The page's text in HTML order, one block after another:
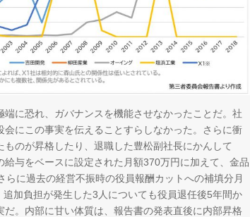
に恐れ、ガバナンスを機能させなかったことだ。社
にこの事実を伝えることすらしなかった。さらに衝
のが昇格したり、退職した豊松副社長にかんして
与をベースに設定された月額370万円に加えて、金品
に過去の経営不振時の役員報酬カットへの補填分月
加負担が発生した3人についても役員退任後5年間か
。内部に甘い体質は、報告書の発表直後に内部昇格